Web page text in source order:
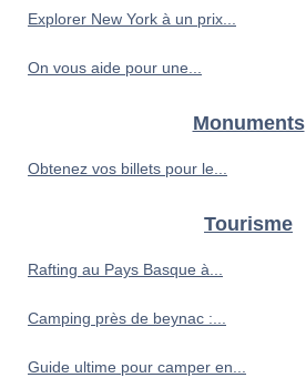
Explorer New York à un prix...
On vous aide pour une...
Monuments
Obtenez vos billets pour le...
Tourisme
Rafting au Pays Basque à...
Camping près de beynac :...
Guide ultime pour camper en...